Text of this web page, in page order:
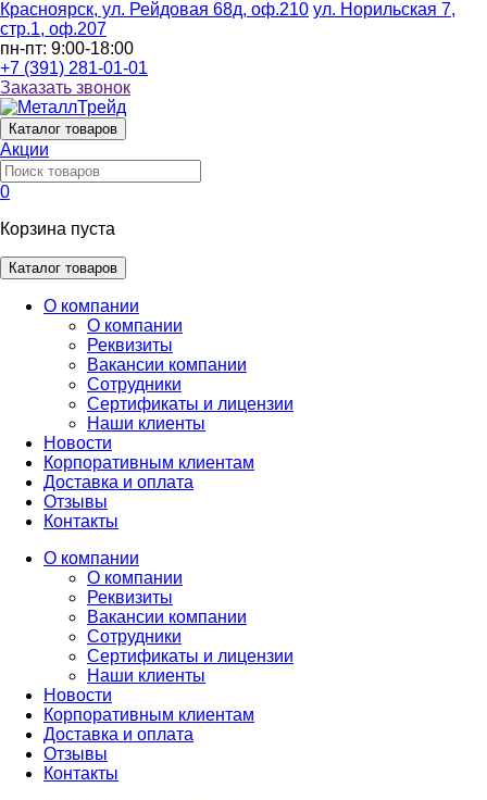
Красноярск, ул. Рейдовая 68д, оф.210 ул. Норильская 7,
стр.1, оф.207
пн-пт: 9:00-18:00
+7 (391) 281-01-01
Заказать звонок
Каталог товаров
Акции
0
Корзина пуста
Каталог товаров
О компании
О компании
Реквизиты
Вакансии компании
Сотрудники
Сертификаты и лицензии
Наши клиенты
Новости
Корпоративным клиентам
Доставка и оплата
Отзывы
Контакты
О компании
О компании
Реквизиты
Вакансии компании
Сотрудники
Сертификаты и лицензии
Наши клиенты
Новости
Корпоративным клиентам
Доставка и оплата
Отзывы
Контакты